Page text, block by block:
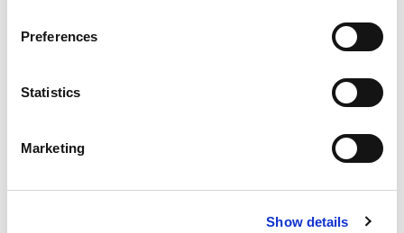
Preferences
Statistics
Marketing
Show details